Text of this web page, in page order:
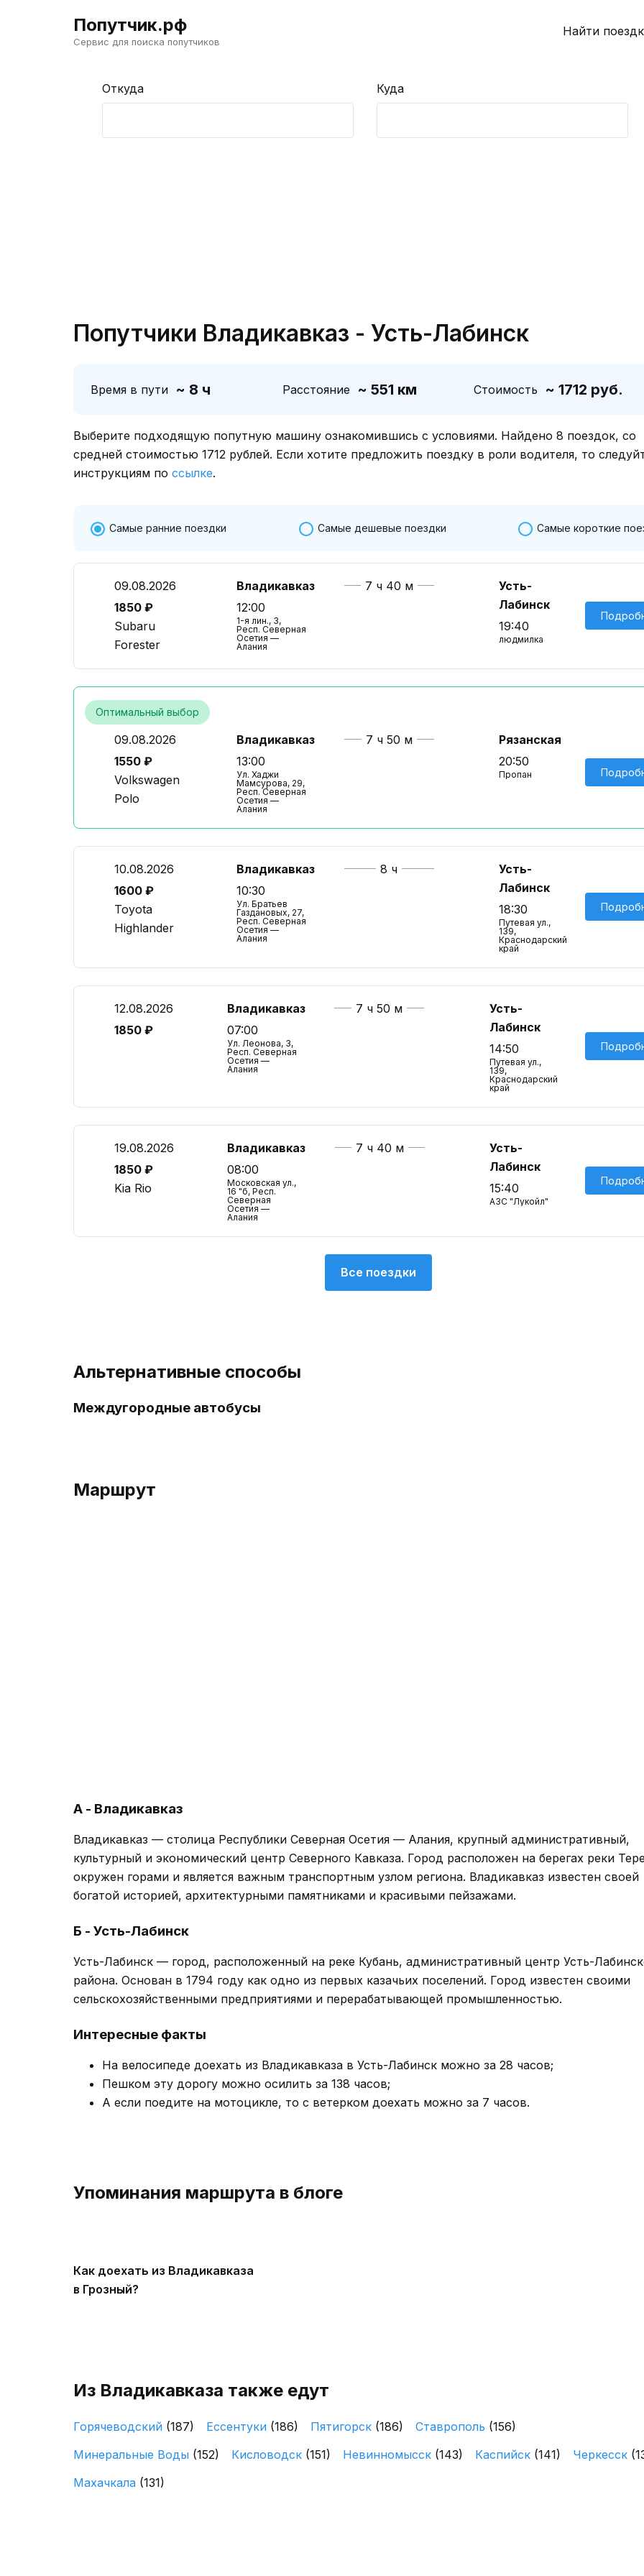
Попутчик.рф
Сервис для поиска попутчиков
Найти
Откуда Куда
Попутчики Владикавказ - Усть-Лабинск
Время в пути ~ 8 ч Расстояние ~ 551 км Стоимость ~ 1712 руб.
Выберите подходящую попутную машину ознакомившись с условиями. Найдено 8 поездок, со
средней стоимостью 1712 рублей. Если хотите предложить поездку в роли водителя, то
инструкциям по ссылке.
Самые ранние поездки Самые дешевые поездки Самые короткие
09.08.2026
1850 ₽
Subaru
Forester
Владикавказ
12:00
1-я лин., 3,
Респ. Северная
Осетия —
Алания
7 ч 40 м
Усть-
Лабинск
19:40
людмилка
Оптимальный выбор
09.08.2026
1550 ₽
Volkswagen
Polo
Владикавказ
13:00
Ул. Хаджи
Мамсурова, 29,
Респ. Северная
Осетия —
Алания
7 ч 50 м
Рязанская
20:50
Пропан
10.08.2026
1600 ₽
Toyota
Highlander
Владикавказ
10:30
Ул. Братьев
Газдановых, 27,
Респ. Северная
Осетия —
Алания
8 ч
Усть-
Лабинск
18:30
Путевая ул.,
139,
Краснодарский
край
12.08.2026
1850 ₽
Владикавказ
07:00
Ул. Леонова, 3,
Респ. Северная
Осетия —
Алания
7 ч 50 м
Усть-
Лабинск
14:50
Путевая ул.,
139,
Краснодарский
край
19.08.2026
1850 ₽
Kia Rio
Владикавказ
08:00
Московская ул.,
16 "б, Респ.
Северная
Осетия —
Алания
7 ч 40 м
Усть-
Лабинск
15:40
АЗС "Лукойл"
Все поездки
Альтернативные способы
Междугородные автобусы
Маршрут
А - Владикавказ
Владикавказ — столица Республики Северная Осетия — Алания, крупный административный,
культурный и экономический центр Северного Кавказа. Город расположен на берегах реки
окружен горами и является важным транспортным узлом региона. Владикавказ известен своей
богатой историей, архитектурными памятниками и красивыми пейзажами.
Б - Усть-Лабинск
Усть-Лабинск — город, расположенный на реке Кубань, административный центр Усть-
района. Основан в 1794 году как одно из первых казачьих поселений. Город известен своими
сельскохозяйственными предприятиями и перерабатывающей промышленностью.
Интересные факты
На велосипеде доехать из Владикавказа в Усть-Лабинск можно за 28 часов;
Пешком эту дорогу можно осилить за 138 часов;
А если поедите на мотоцикле, то с ветерком доехать можно за 7 часов.
Упоминания маршрута в блоге
Как доехать из Владикавказа
в Грозный?
Из Владикавказа также едут
Горячеводский (187) Ессентуки (186) Пятигорск (186) Ставрополь (156)
Минеральные Воды (152) Кисловодск (151) Невинномысск (143) Каспийск (141) Черкесск
Махачкала (131)